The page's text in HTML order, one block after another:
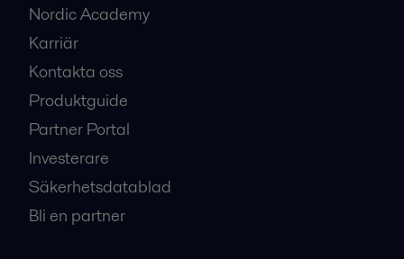
Nordic Academy
Karriär
Kontakta oss
Produktguide
Partner Portal
Investerare
Säkerhetsdatablad
Bli en partner